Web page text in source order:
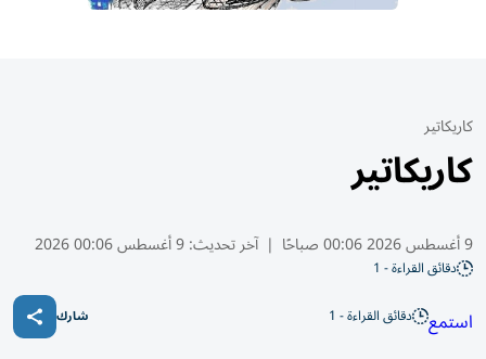
كاريكاتير
كاريكاتير
9 أغسطس 2026 00:06 صباحًا | آخر تحديث:9 أغسطس 00:06 2026
دقائق القراءة - 1
استمع دقائق القراءة - 1 شارك